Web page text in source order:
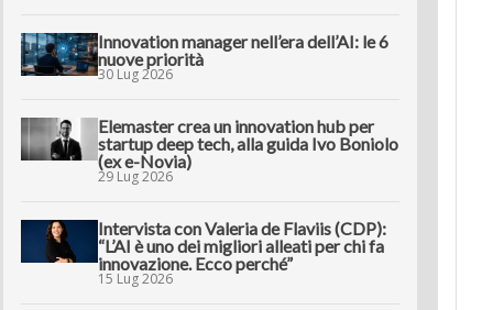
Innovation manager nell’era dell’AI: le 6
nuove priorità
30 Lug 2026
Elemaster crea un innovation hub per
startup deep tech, alla guida Ivo Boniolo
(ex e-Novia)
29 Lug 2026
Intervista con Valeria de Flaviis (CDP):
“L’AI è uno dei migliori alleati per chi fa
innovazione. Ecco perché”
15 Lug 2026